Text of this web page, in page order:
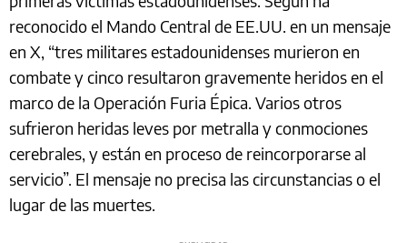
reconocido el Mando Central de EE.UU. en un mensaje
en X, “tres militares estadounidenses murieron en
combate y cinco resultaron gravemente heridos en el
marco de la Operación Furia Épica. Varios otros
sufrieron heridas leves por metralla y conmociones
cerebrales, y están en proceso de reincorporarse al
servicio”. El mensaje no precisa las circunstancias o el
lugar de las muertes.